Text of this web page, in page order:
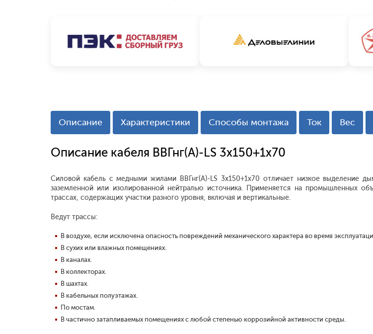
Описание Характеристики Способы монтажа Ток Вес
Описание кабеля ВВГнг(А)-LS 3x150+1x70
Силовой кабель с медными жилами ВВГнг(А)-LS 3x150+1x70 отличает низкое выделение
заземленной или изолированной нейтралью источника. Применяется на промышленных
трассах, содержащих участки разного уровня, включая и вертикальные.
Ведут трассы:
В воздухе, если исключена опасность повреждений механического характера во время
В сухих или влажных помещениях.
В каналах.
В коллекторах.
В шахтах.
В кабельных полуэтажах.
По мостам.
В частично затапливаемых помещениях с любой степенью коррозийной активности среды.